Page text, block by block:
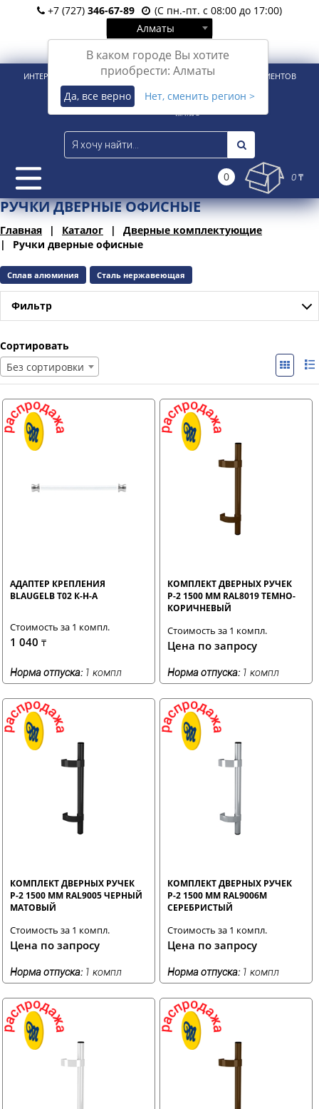
+7 (727) 346-67-89
(С пн.-пт. с 08:00 до 17:00)
Алматы
В каком городе Вы хотите
приобрести: Алматы
Да, все верно Нет, сменить регион >
Вход Регистрация
ИНТЕРНЕТ-МАГАЗИН ДЛЯ РОЗНИЧНЫХ И КОРПОРАТИВНЫХ КЛИЕНТОВ
0 0 ₸
РУЧКИ ДВЕРНЫЕ ОФИСНЫЕ
Главная Каталог
Дверные комплектующие
Ручки дверные офисные
Сплав алюминия Сталь нержавеющая
Фильтр
Сортировать
Без сортировки
АДАПТЕР КРЕПЛЕНИЯ
BLAUGELB Т02 К-Н-А
Стоимость за 1 компл.
1 040 ₸
Норма отпуска: 1 компл
КОМПЛЕКТ ДВЕРНЫХ РУЧЕК
Р-2 1500 ММ RAL8019 ТЕМНО-
КОРИЧНЕВЫЙ
Стоимость за 1 компл.
Цена по запросу
Норма отпуска: 1 компл
КОМПЛЕКТ ДВЕРНЫХ РУЧЕК
Р-2 1500 ММ RAL9005 ЧЕРНЫЙ
МАТОВЫЙ
Стоимость за 1 компл.
Цена по запросу
Норма отпуска: 1 компл
КОМПЛЕКТ ДВЕРНЫХ РУЧЕК
Р-2 1500 ММ RAL9006М
СЕРЕБРИСТЫЙ
Стоимость за 1 компл.
Цена по запросу
Норма отпуска: 1 компл